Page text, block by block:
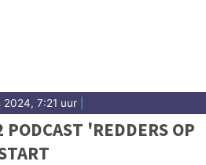
2024, 7:21 uur
PODCAST 'REDDERS OP